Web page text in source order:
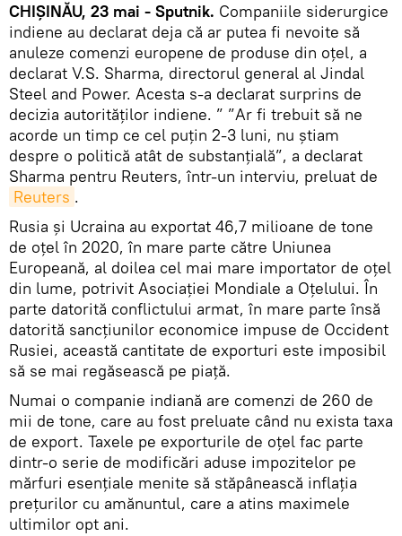
CHIȘINĂU, 23 mai - Sputnik. Companiile siderurgice
indiene au declarat deja că ar putea fi nevoite să
anuleze comenzi europene de produse din oțel, a
declarat V.S. Sharma, directorul general al Jindal
Steel and Power. Acesta s-a declarat surprins de
decizia autorităților indiene. ” ”Ar fi trebuit să ne
acorde un timp ce cel puţin 2-3 luni, nu ştiam
despre o politică atât de substanţială”, a declarat
Sharma pentru Reuters, într-un interviu, preluat de
Reuters .
Rusia şi Ucraina au exportat 46,7 milioane de tone
de oţel în 2020, în mare parte către Uniunea
Europeană, al doilea cel mai mare importator de oţel
din lume, potrivit Asociaţiei Mondiale a Oţelului. În
parte datorită conflictului armat, în mare parte însă
datorită sancțiunilor economice impuse de Occident
Rusiei, această cantitate de exporturi este imposibil
să se mai regăsească pe piață.
Numai o companie indiană are comenzi de 260 de
mii de tone, care au fost preluate când nu exista taxa
de export. Taxele pe exporturile de oţel fac parte
dintr-o serie de modificări aduse impozitelor pe
mărfuri esenţiale menite să stăpânească inflaţia
preţurilor cu amănuntul, care a atins maximele
ultimilor opt ani.